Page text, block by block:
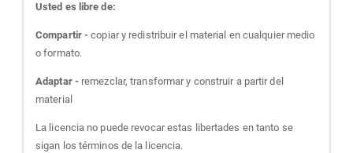
Usted es libre de:
Compartir -copiar y redistribuir el material en cualquier medio
o formato.
Adaptar -remezclar, transformar y construir a partir del
material
La licencia no puede revocar estas libertades en tanto se
sigan los términos de la licencia.